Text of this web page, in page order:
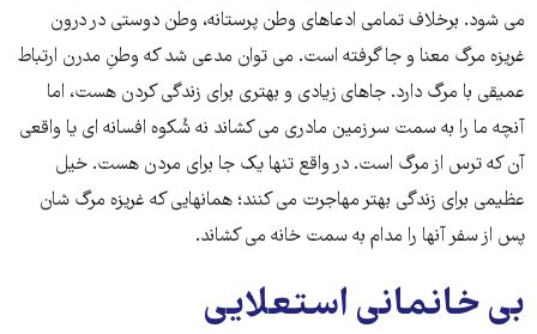
مى شود. برخلاف تمامى ادعاهاى وطن پرستانه، وطن دوستى در درون
غریزه مرگ معنا و جا گرفته است. مى توان مدعى شد که وطنِ مدرن ارتباط
عمیقى با مرگ دارد. جاهاى زیادى و بهترى براى زندگى کردن هست، اما
آنچه ما را به سمت سرزمین مادرى مى کشاند نه شُکوه افسانه اى یا واقعى
آن که ترس از مرگ است. در واقع تنها یک جا براى مردن هست. خیل
عظیمى براى زندگى بهتر مهاجرت مى کنند؛ همانهایى که غریزه مرگ شان
پس از سفر آنها را مدام به سمت خانه مى کشاند.
بى خانمانى استعلایى